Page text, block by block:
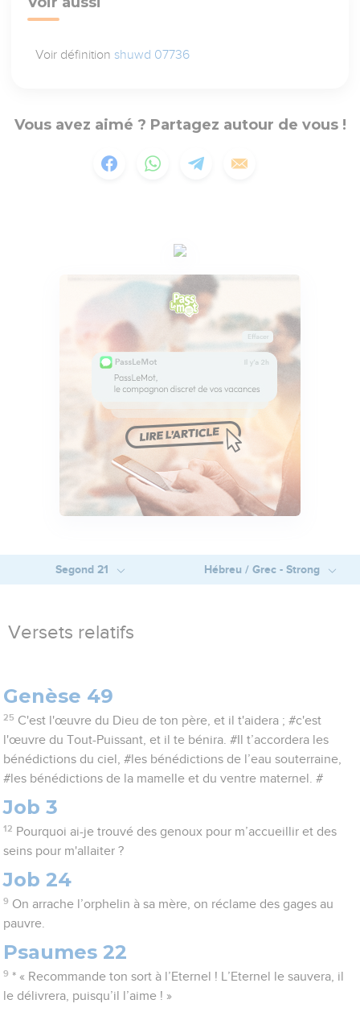
Voir définition shuwd 07736
Vous avez aimé ? Partagez autour de vous !
Segond 21 Hébreu / Grec - Strong
Versets relatifs
Genèse 49
25 C'est l'œuvre du Dieu de ton père, et il t'aidera ; #c'est
l'œuvre du Tout-Puissant, et il te bénira. #Il t’accordera les
bénédictions du ciel, #les bénédictions de l’eau souterraine,
#les bénédictions de la mamelle et du ventre maternel. #
Job 3
12 Pourquoi ai-je trouvé des genoux pour m’accueillir et des
seins pour m'allaiter ?
Job 24
9 On arrache l’orphelin à sa mère, on réclame des gages au
pauvre.
Psaumes 22
9 * « Recommande ton sort à l’Eternel ! L’Eternel le sauvera, il
le délivrera, puisqu’il l’aime ! »